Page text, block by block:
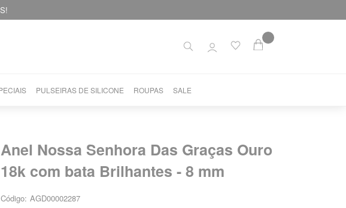
PULSEIRAS DE SILICONE ROUPAS SALE
Anel Nossa Senhora Das Graças Ouro
18k com bata Brilhantes - 8 mm
Código: AGD00002287